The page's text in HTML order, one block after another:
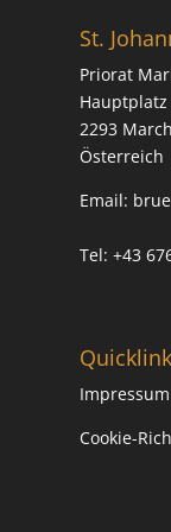
St.
Priorat
Hauptplatz
2293
Österreich
Email:
Tel: +43
Impressum
Cookie-